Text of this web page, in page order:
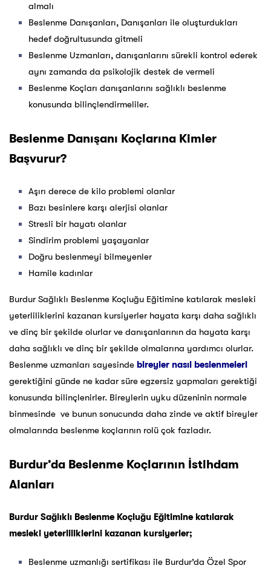
almalı
Beslenme Danışanları, Danışanları ile oluşturdukları
hedef doğrultusunda gitmeli
Beslenme Uzmanları, danışanlarını sürekli kontrol ederek
aynı zamanda da psikolojik destek de vermeli
Beslenme Koçları danışanlarını sağlıklı beslenme
konusunda bilinçlendirmeliler.
Beslenme Danışanı Koçlarına Kimler
Başvurur?
Aşırı derece de kilo problemi olanlar
Bazı besinlere karşı alerjisi olanlar
Stresli bir hayatı olanlar
Sindirim problemi yaşayanlar
Doğru beslenmeyi bilmeyenler
Hamile kadınlar
Burdur Sağlıklı Beslenme Koçluğu Eğitimine katılarak mesleki
yeterliliklerini kazanan kursiyerler hayata karşı daha sağlıklı
ve dinç bir şekilde olurlar ve danışanlarının da hayata karşı
daha sağlıklı ve dinç bir şekilde olmalarına yardımcı olurlar.
Beslenme uzmanları sayesinde bireyler nasıl beslenmeleri
gerektiğini günde ne kadar süre egzersiz yapmaları gerektiği
konusunda bilinçlenirler. Bireylerin uyku düzeninin normale
binmesinde ve bunun sonucunda daha zinde ve aktif bireyler
olmalarında beslenme koçlarının rolü çok fazladır.
Burdur’da Beslenme Koçlarının İstihdam
Alanları
Burdur Sağlıklı Beslenme Koçluğu Eğitimine katılarak
mesleki yeterliliklerini kazanan kursiyerler;
Beslenme uzmanlığı sertifikası ile Burdur’da Özel Spor